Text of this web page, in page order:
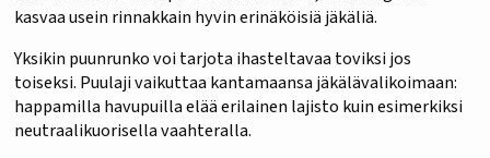
kasvaa usein rinnakkain hyvin erinäköisiä jäkäliä.
Yksikin puunrunko voi tarjota ihasteltavaa toviksi jos
toiseksi. Puulaji vaikuttaa kantamaansa jäkälävalikoimaan:
happamilla havupuilla elää erilainen lajisto kuin esimerkiksi
neutraalikuorisella vaahteralla.